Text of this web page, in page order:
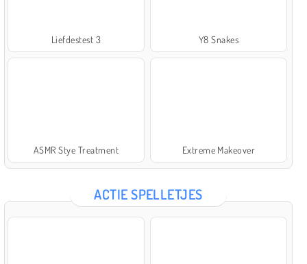
Liefdestest 3 Y8 Snakes
ASMR Stye Treatment Extreme Makeover
ACTIE SPELLETJES